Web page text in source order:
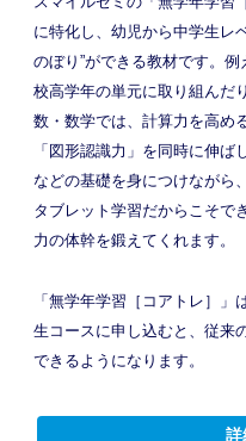
に特化し、幼児から中学生レ
のぼり”ができる教材です。
校高学年の単元に取り組んだ
数・数学では、計算力を高め
「図形認識力」を同時に伸
などの基礎を身につけながら
タブレット学習だからこそで
力の体幹を鍛えてくれます。
「無学年学習［コアトレ］
生コースに申し込むと、従来
できるようになります。
詳